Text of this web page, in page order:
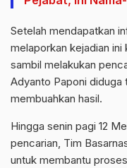
Setelah mendapatkan
melaporkan kejadian ini
sambil melakukan
Adyanto Paponi diduga
membuahkan hasil.
Hingga senin pagi 12
pencarian, Tim
untuk membantu